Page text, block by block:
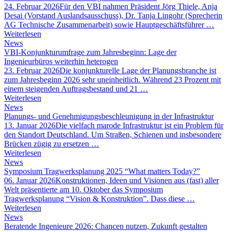
24. Februar 2026Für den VBI nahmen Präsident Jörg Thiele, Anja
Desai (Vorstand Auslandsausschuss), Dr. Tanja Lingohr (Sprecherin
AG Technische Zusammenarbeit) sowie Hauptgeschäftsführer …
Weiterlesen
News
VBI-Konjunkturumfrage zum Jahresbeginn: Lage der
Ingenieurbüros weiterhin heterogen
23. Februar 2026Die konjunkturelle Lage der Planungsbranche ist
zum Jahresbeginn 2026 sehr uneinheitlich. Während 23 Prozent mit
einem steigenden Auftragsbestand und 21 …
Weiterlesen
News
Planungs- und Genehmigungsbeschleunigung in der Infrastruktur
13. Januar 2026Die vielfach marode Infrastruktur ist ein Problem für
den Standort Deutschland. Um Straßen, Schienen und insbesondere
Brücken zügig zu ersetzen …
Weiterlesen
News
Symposium Tragwerksplanung 2025 “What matters Today?”
06. Januar 2026Konstruktionen, Ideen und Visionen aus (fast) aller
Welt präsentierte am 10. Oktober das Symposium
Tragwerksplanung “Vision & Konstruktion”. Dass diese …
Weiterlesen
News
Beratende Ingenieure 2026: Chancen nutzen, Zukunft gestalten